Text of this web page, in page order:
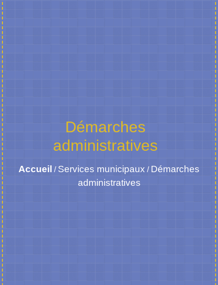
Démarches
administratives
Accueil / Services municipaux / Démarches
administratives